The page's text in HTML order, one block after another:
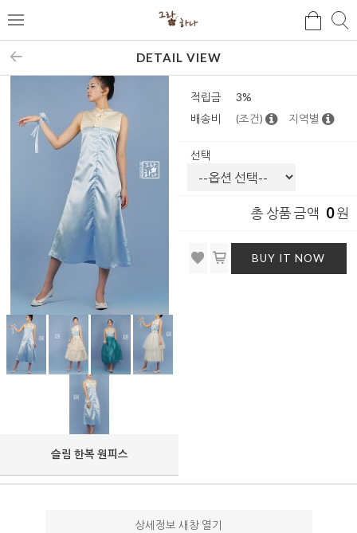
메
뉴
색
검
DETAIL VIEW
슬림 한복 원피스
적립금
3%
배송비
(조건) 지역별
선택
총 상품 금액 0원
BUY IT NOW
상세정보 새창 열기